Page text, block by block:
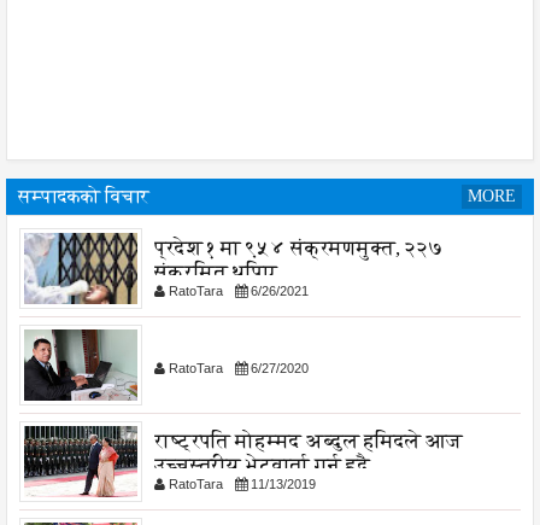
सम्पादकको विचार MORE
प्रदेश १ मा ९५४ संक्रमणमुक्त, २२७
संक्रमित थपिए
RatoTara 6/26/2021
RatoTara 6/27/2020
राष्ट्रपति मोहम्मद अब्दुल हमिदले आज
उच्चस्तरीय भेटवार्ता गर्नु हुदै,
RatoTara 11/13/2019